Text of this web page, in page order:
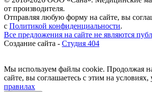
от производителя.
Отправляя любую форму на сайте, вы
с Политикой конфиденциальности.
Все предложения на сайте не являются
Создание сайта - Студия 404
Мы используем файлы cookie. Продолжая
сайте, вы соглашаетесь с этим на условиях,
правилах